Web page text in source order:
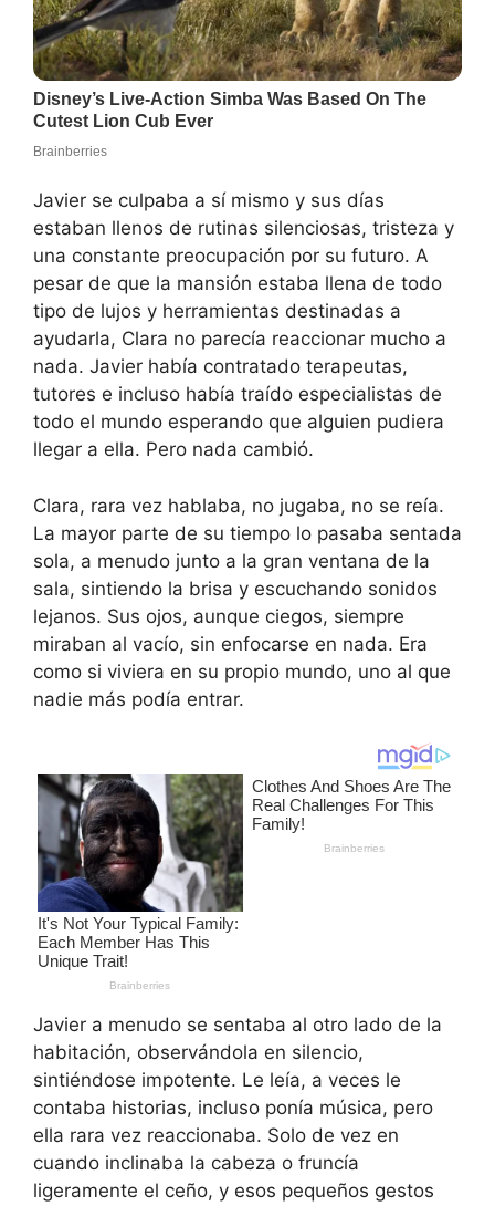
Javier se culpaba a sí mismo y sus días
estaban llenos de rutinas silenciosas, tristeza y
una constante preocupación por su futuro. A
pesar de que la mansión estaba llena de todo
tipo de lujos y herramientas destinadas a
ayudarla, Clara no parecía reaccionar mucho a
nada. Javier había contratado terapeutas,
tutores e incluso había traído especialistas de
todo el mundo esperando que alguien pudiera
llegar a ella. Pero nada cambió.
Clara, rara vez hablaba, no jugaba, no se reía.
La mayor parte de su tiempo lo pasaba sentada
sola, a menudo junto a la gran ventana de la
sala, sintiendo la brisa y escuchando sonidos
lejanos. Sus ojos, aunque ciegos, siempre
miraban al vacío, sin enfocarse en nada. Era
como si viviera en su propio mundo, uno al que
nadie más podía entrar.
Javier a menudo se sentaba al otro lado de la
habitación, observándola en silencio,
sintiéndose impotente. Le leía, a veces le
contaba historias, incluso ponía música, pero
ella rara vez reaccionaba. Solo de vez en
cuando inclinaba la cabeza o fruncía
ligeramente el ceño, y esos pequeños gestos